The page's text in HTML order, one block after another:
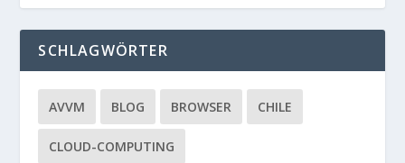
SCHLAGWÖRTER
AVVM BLOG BROWSER CHILE
CLOUD-COMPUTING